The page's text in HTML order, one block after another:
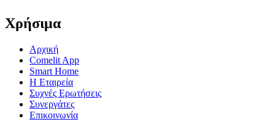
Χρήσιμα
Αρχική
Comelit App
Smart Home
Η Εταιρεία
Συχνές Ερωτήσεις
Συνεργάτες
Επικοινωνία